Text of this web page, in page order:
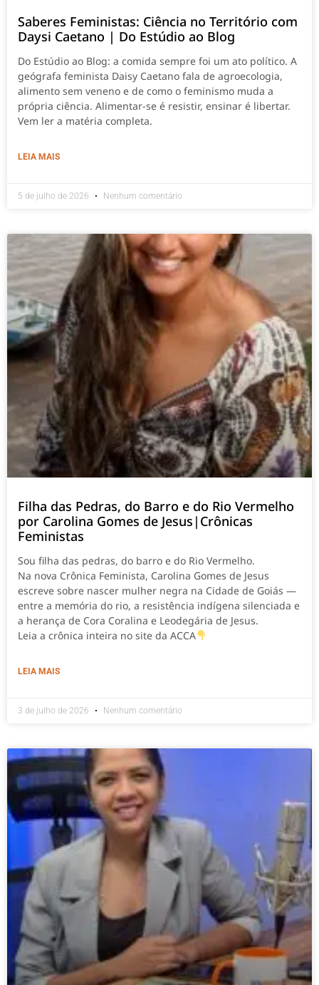
Saberes Feministas: Ciência no Território com
Daysi Caetano | Do Estúdio ao Blog
Do Estúdio ao Blog: a comida sempre foi um ato político. A
geógrafa feminista Daisy Caetano fala de agroecologia,
alimento sem veneno e de como o feminismo muda a
própria ciência. Alimentar-se é resistir, ensinar é libertar.
Vem ler a matéria completa.
LEIA MAIS
5 de julho de 2026 Nenhum comentário
Filha das Pedras, do Barro e do Rio Vermelho
por Carolina Gomes de Jesus|Crônicas
Feministas
Sou filha das pedras, do barro e do Rio Vermelho.
Na nova Crônica Feminista, Carolina Gomes de Jesus
escreve sobre nascer mulher negra na Cidade de Goiás —
entre a memória do rio, a resistência indígena silenciada e
a herança de Cora Coralina e Leodegária de Jesus.
Leia a crônica inteira no site da ACCA
LEIA MAIS
3 de julho de 2026 Nenhum comentário